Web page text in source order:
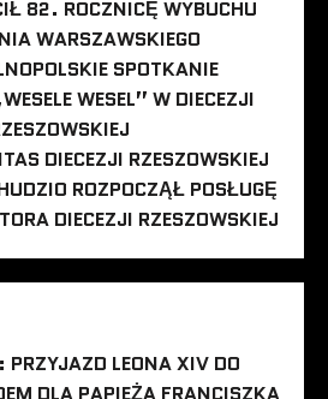
82. ROCZNICĘ WYBUCHU
WARSZAWSKIEGO
SPOTKANIE
WESEL” W DIECEZJI
DIECEZJI RZESZOWSKIEJ
ROZPOCZĄŁ POSŁUGĘ
DIECEZJI RZESZOWSKIEJ
PRZYJAZD LEONA XIV DO
DLA PAPIEŻA FRANCISZKA